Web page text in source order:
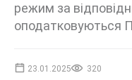
режим за
оподатковуються
23.01.2025 320